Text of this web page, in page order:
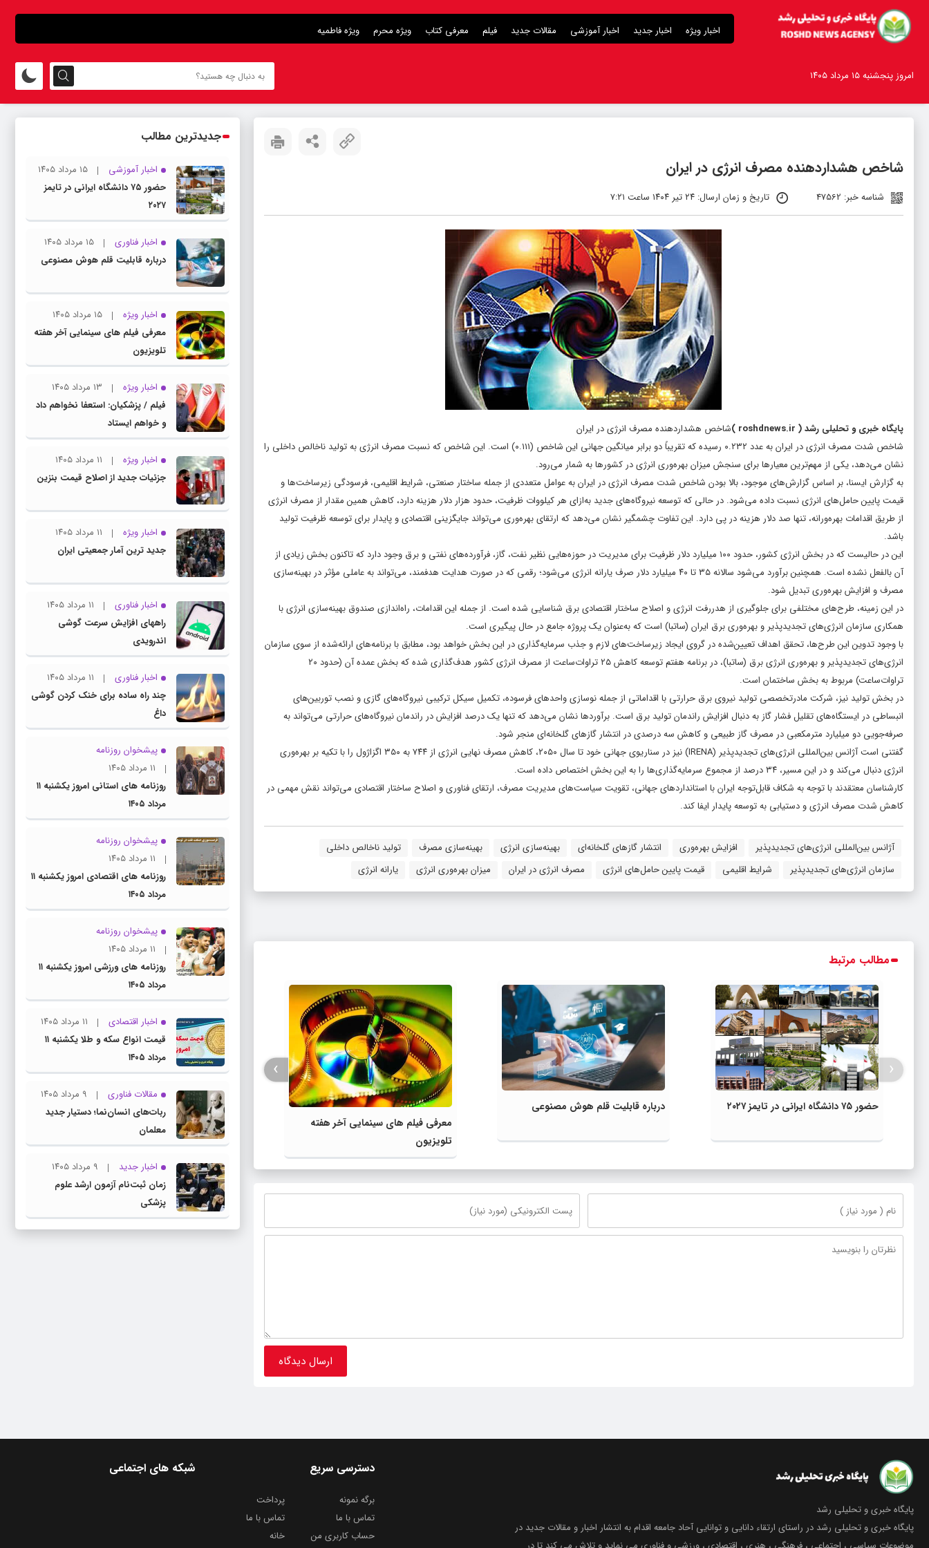
اخبار ویژه اخبار جدید اخبار آموزشی مقالات جدید فیلم معرفی کتاب ویژه محرم ویژه فاطمیه
امروز پنجشنبه ۱۵ مرداد ۱۴۰۵
شاخص هشداردهنده مصرف انرژی در ایران
شناسه خبر: 47562 تاریخ و زمان ارسال: ۲۴ تیر ۱۴۰۴ ساعت ۷:۲۱
پایگاه خبری و تحلیلی رشد(
roshdnews.ir
)شاخص هشداردهنده مصرف انرژی در ایران
شاخص شدت مصرف انرژی در ایران به عدد ۰.۲۳۲ رسیده که تقریباً دو برابر میانگین جهانی این شاخص (۰.۱۱۱) است. این شاخص که نسبت مصرف انرژی به تولید ناخالص داخلی را
نشان می‌دهد، یکی از مهم‌ترین معیارها برای سنجش میزان بهره‌وری انرژی در کشورها به شمار می‌رود.
به‌ گزارش ایسنا، بر اساس گزارش‌های موجود، بالا بودن شاخص شدت مصرف انرژی در ایران به عوامل متعددی از جمله ساختار صنعتی، شرایط اقلیمی، فرسودگی زیرساخت‌ها و
قیمت پایین حامل‌های انرژی نسبت داده می‌شود. در حالی که توسعه نیروگاه‌های جدید به‌ازای هر کیلووات ظرفیت، حدود هزار دلار هزینه دارد، کاهش همین مقدار از مصرف انرژی
از طریق اقدامات بهره‌ورانه، تنها صد دلار هزینه در پی دارد. این تفاوت چشمگیر نشان می‌دهد که ارتقای بهره‌وری می‌تواند جایگزینی اقتصادی و پایدار برای توسعه ظرفیت تولید
باشد.
این در حالیست که در بخش انرژی کشور، حدود ۱۰۰ میلیارد دلار ظرفیت برای مدیریت در حوزه‌هایی نظیر نفت، گاز، فرآورده‌های نفتی و برق وجود دارد که تاکنون بخش زیادی از
آن بالفعل نشده است. همچنین برآورد می‌شود سالانه ۳۵ تا ۴۰ میلیارد دلار صرف یارانه انرژی می‌شود؛ رقمی که در صورت هدایت هدفمند، می‌تواند به عاملی مؤثر در بهینه‌سازی
مصرف و افزایش بهره‌وری تبدیل شود.
در این زمینه، طرح‌های مختلفی برای جلوگیری از هدررفت انرژی و اصلاح ساختار اقتصادی برق شناسایی شده است. از جمله این اقدامات، راه‌اندازی صندوق بهینه‌سازی انرژی با
همکاری سازمان انرژی‌های تجدیدپذیر و بهره‌وری برق ایران (ساتبا) است که به‌عنوان یک پروژه جامع در حال پیگیری است.
با وجود تدوین این طرح‌ها، تحقق اهداف تعیین‌شده در گروی ایجاد زیرساخت‌های لازم و جذب سرمایه‌گذاری در این بخش خواهد بود، مطابق با برنامه‌های ارائه‌شده از سوی سازمان
انرژی‌های تجدیدپذیر و بهره‌وری انرژی برق (ساتبا)، در برنامه هفتم توسعه کاهش ۲۵ تراوات‌ساعت از مصرف انرژی کشور هدف‌گذاری شده که بخش عمده آن (حدود ۲۰
تراوات‌ساعت) مربوط به بخش ساختمان است.
در بخش تولید نیز، شرکت مادرتخصصی تولید نیروی برق حرارتی با اقداماتی از جمله نوسازی واحدهای فرسوده، تکمیل سیکل ترکیبی نیروگاه‌های گازی و نصب توربین‌های
انبساطی در ایستگاه‌های تقلیل فشار گاز به دنبال افزایش راندمان تولید برق است. برآوردها نشان می‌دهد که تنها یک درصد افزایش در راندمان نیروگاه‌های حرارتی می‌تواند به
صرفه‌جویی دو میلیارد مترمکعبی در مصرف گاز طبیعی و کاهش سه درصدی در انتشار گازهای گلخانه‌ای منجر شود.
گفتنی است آژانس بین‌المللی انرژی‌های تجدیدپذیر (IRENA) نیز در سناریوی جهانی خود تا سال ۲۰۵۰، کاهش مصرف نهایی انرژی از ۷۴۴ به ۳۵۰ اگزاژول را با تکیه بر بهره‌وری
انرژی دنبال می‌کند و در این مسیر، ۳۴ درصد از مجموع سرمایه‌گذاری‌ها را به این بخش اختصاص داده است.
کارشناسان معتقدند با توجه به شکاف قابل‌توجه ایران با استانداردهای جهانی، تقویت سیاست‌های مدیریت مصرف، ارتقای فناوری و اصلاح ساختار اقتصادی می‌تواند نقش مهمی در
کاهش شدت مصرف انرژی و دستیابی به توسعه پایدار ایفا کند.
آژانس بین‌المللی انرژی‌های تجدیدپذیر افزایش بهره‌وری انتشار گازهای گلخانه‌ای بهینه‌سازی انرژی بهینه‌سازی مصرف
تولید ناخالص داخلی
سازمان انرژی‌های تجدیدپذیر
شرایط اقلیمی قیمت پایین حامل‌های انرژی مصرف انرژی در ایران میزان بهره‌وری انرژی یارانه انرژی
مطالب مرتبط
حضور ۷۵ دانشگاه ایرانی در تایمز ۲۰۲۷
درباره قابلیت قلم هوش مصنوعی
معرفی فیلم های سینمایی آخر هفته
تلویزیون
فیلم / پزشکیان: استعفا نخواهم داد و
خواهم ایستاد
‹
›
جدیدترین مطالب
اخبار آموزشی
۱۵ مرداد ۱۴۰۵
حضور ۷۵ دانشگاه ایرانی در تایمز
۲۰۲۷
اخبار فناوری
۱۵ مرداد ۱۴۰۵
درباره قابلیت قلم هوش مصنوعی
اخبار ویژه
۱۵ مرداد ۱۴۰۵
معرفی فیلم های سینمایی آخر هفته
تلویزیون
اخبار ویژه
۱۳ مرداد ۱۴۰۵
فیلم / پزشکیان: استعفا نخواهم داد
و خواهم ایستاد
اخبار ویژه
۱۱ مرداد ۱۴۰۵
جزئیات جدید از اصلاح قیمت بنزین
اخبار ویژه
۱۱ مرداد ۱۴۰۵
جدید ترین آمار جمعیتی ایران
اخبار فناوری
۱۱ مرداد ۱۴۰۵
راههای افزایش سرعت گوشی
اندرویدی
اخبار فناوری
۱۱ مرداد ۱۴۰۵
چند راه‌ ساده برای خنک کردن گوشی
داغ
پیشخوان روزنامه
۱۱ مرداد ۱۴۰۵
روزنامه های استانی امروز یکشنبه ۱۱
مرداد ۱۴۰۵
پیشخوان روزنامه
۱۱ مرداد ۱۴۰۵
روزنامه های اقتصادی امروز یکشنبه ۱۱
مرداد ۱۴۰۵
پیشخوان روزنامه
۱۱ مرداد ۱۴۰۵
روزنامه های ورزشی امروز یکشنبه ۱۱
مرداد ۱۴۰۵
اخبار اقتصادی
۱۱ مرداد ۱۴۰۵
قیمت انواع سکه و طلا یکشنبه ۱۱
مرداد ۱۴۰۵
مقالات فناوری
۹ مرداد ۱۴۰۵
ربات‌های انسان‌نما؛ دستیار جدید
معلمان
اخبار جدید
۹ مرداد ۱۴۰۵
زمان ثبت‌نام آزمون ارشد علوم
پزشکی
پایگاه خبری و تحلیلی رشد
پایگاه خبری و تحلیلی رشد در راستای ارتقاء دانایی و توانایی آحاد جامعه اقدام به انتشار اخبار و مقالات جدید در
شبکه های اجتماعی دسترسی سریع
برگه نمونه
پرداخت
تماس با ما
تماس با ما
حساب کاربری من
خانه